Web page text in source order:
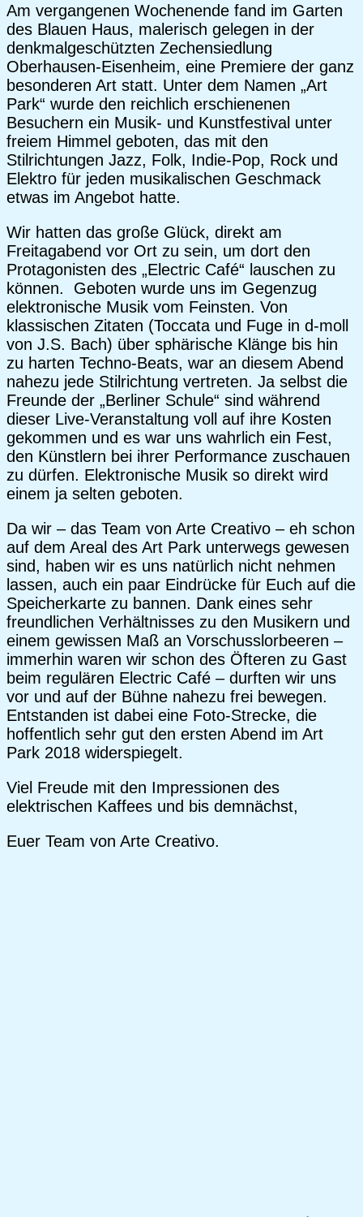
Am vergangenen Wochenende fand im Garten
des Blauen Haus, malerisch gelegen in der
denkmalgeschützten Zechensiedlung
Oberhausen-Eisenheim, eine Premiere der ganz
besonderen Art statt. Unter dem Namen „Art
Park“ wurde den reichlich erschienenen
Besuchern ein Musik- und Kunstfestival unter
freiem Himmel geboten, das mit den
Stilrichtungen Jazz, Folk, Indie-Pop, Rock und
Elektro für jeden musikalischen Geschmack
etwas im Angebot hatte.
Wir hatten das große Glück, direkt am
Freitagabend vor Ort zu sein, um dort den
Protagonisten des „Electric Café“ lauschen zu
können. Geboten wurde uns im Gegenzug
elektronische Musik vom Feinsten. Von
klassischen Zitaten (Toccata und Fuge in d-moll
von J.S. Bach) über sphärische Klänge bis hin
zu harten Techno-Beats, war an diesem Abend
nahezu jede Stilrichtung vertreten. Ja selbst die
Freunde der „Berliner Schule“ sind während
dieser Live-Veranstaltung voll auf ihre Kosten
gekommen und es war uns wahrlich ein Fest,
den Künstlern bei ihrer Performance zuschauen
zu dürfen. Elektronische Musik so direkt wird
einem ja selten geboten.
Da wir – das Team von Arte Creativo – eh schon
auf dem Areal des Art Park unterwegs gewesen
sind, haben wir es uns natürlich nicht nehmen
lassen, auch ein paar Eindrücke für Euch auf die
Speicherkarte zu bannen. Dank eines sehr
freundlichen Verhältnisses zu den Musikern und
einem gewissen Maß an Vorschusslorbeeren –
immerhin waren wir schon des Öfteren zu Gast
beim regulären Electric Café – durften wir uns
vor und auf der Bühne nahezu frei bewegen.
Entstanden ist dabei eine Foto-Strecke, die
hoffentlich sehr gut den ersten Abend im Art
Park 2018 widerspiegelt.
Viel Freude mit den Impressionen des
elektrischen Kaffees und bis demnächst,
Euer Team von Arte Creativo.